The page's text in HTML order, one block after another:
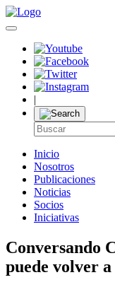
|
Inicio
Nosotros
Publicaciones
Noticias
Socios
Iniciativas
Conversando
puede volver